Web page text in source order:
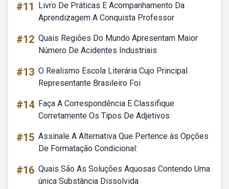
#11
Livro De Práticas E Acompanhamento Da
Aprendizagem A Conquista Professor
#12 Quais Regiões Do Mundo Apresentam Maior
Número De Acidentes Industriais
#13 O Realismo Escola Literária Cujo Principal
Representante Brasileiro Foi
#14 Faça A Correspondência E Classifique
Corretamente Os Tipos De Adjetivos
#15 Assinale A Alternativa Que Pertence às Opções
De Formatação Condicional:
#16 Quais São As Soluções Aquosas Contendo Uma
única Substância Dissolvida